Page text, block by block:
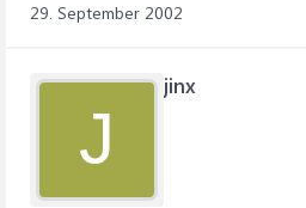
29. September 2002
J
jinx